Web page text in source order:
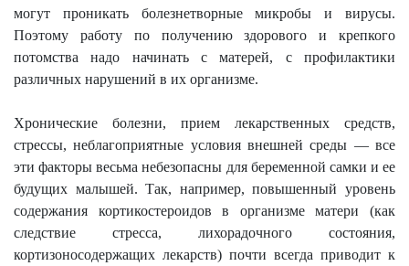
могут проникать болезнетворные микробы и вирусы.
Поэтому работу по получению здорового и крепкого
потомства надо начинать с матерей, с профилактики
различных нарушений в их организме.
Хронические болезни, прием лекарственных средств,
стрессы, неблагоприятные условия внешней среды — все
эти факторы весьма небезопасны для беременной самки и ее
будущих малышей. Так, например, повышенный уровень
содержания кортикостероидов в организме матери (как
следствие стресса, лихорадочного состояния,
кортизоносодержащих лекарств) почти всегда приводит к